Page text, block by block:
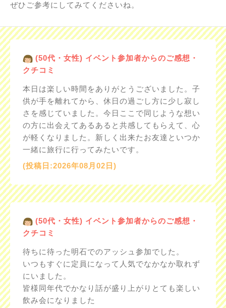
ぜひご参考にしてみてくださいね。
(50代・女性) イベント参加者からのご感想・
クチコミ
本日は楽しい時間をありがとうございました。子
供が手を離れてから、休日の過ごし方に少し寂し
さを感じていました。今日ここで同じような想い
の方に出会えてあるあると共感してもらえて、心
が軽くなりました。新しく出来たお友達といつか
一緒に旅行に行ってみたいです。
(投稿日:2026年08月02日)
(50代・女性) イベント参加者からのご感想・
クチコミ
待ちに待った明石でのアッシュ参加でした。
いつもすぐに定員になって人気でなかなか取れず
にいました。
皆様同年代でかなり話が盛り上がりとても楽しい
飲み会になりました